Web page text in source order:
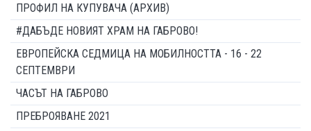
ПРОФИЛ НА КУПУВАЧА (АРХИВ)
#ДАБЪДЕ НОВИЯТ ХРАМ НА ГАБРОВО!
ЕВРОПЕЙСКА СЕДМИЦА НА МОБИЛНОСТТА - 16 - 22
СЕПТЕМВРИ
ЧАСЪТ НА ГАБРОВО
ПРЕБРОЯВАНЕ 2021